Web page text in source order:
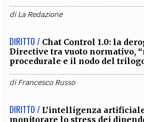
diLa Redazione
DIRITTO / Chat Control 1.0: la
Directive tra vuoto normativo,
procedurale e il nodo del trilogo
diFrancesco Russo
DIRITTO / L’intelligenza
monitorare lo stress dei